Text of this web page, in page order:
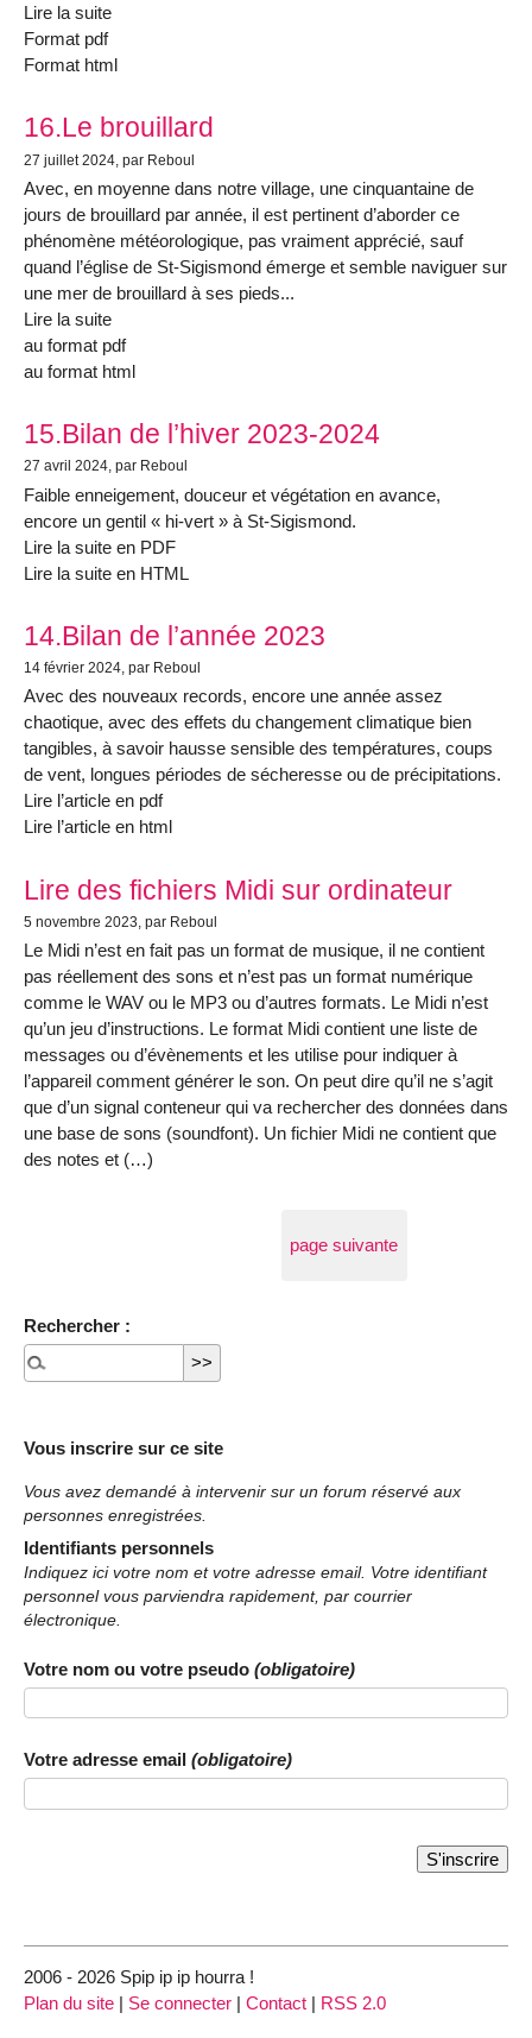
Lire la suite
Format pdf
Format html
16.Le brouillard
27 juillet 2024 , par Reboul
Avec, en moyenne dans notre village, une cinquantaine de
jours de brouillard par année, il est pertinent d’aborder ce
phénomène météorologique, pas vraiment apprécié, sauf
quand l’église de St-Sigismond émerge et semble naviguer sur
une mer de brouillard à ses pieds...
Lire la suite
au format pdf
au format html
15.Bilan de l’hiver 2023-2024
27 avril 2024, par Reboul
Faible enneigement, douceur et végétation en avance,
encore un gentil « hi-vert » à St-Sigismond.
Lire la suite en PDF
Lire la suite en HTML
14.Bilan de l’année 2023
14 février 2024, par Reboul
Avec des nouveaux records, encore une année assez
chaotique, avec des effets du changement climatique bien
tangibles, à savoir hausse sensible des températures, coups
de vent, longues périodes de sécheresse ou de précipitations.
Lire l’article en pdf
Lire l’article en html
Lire des fichiers Midi sur ordinateur
5 novembre 2023, par Reboul
Le Midi n’est en fait pas un format de musique, il ne contient
pas réellement des sons et n’est pas un format numérique
comme le WAV ou le MP3 ou d’autres formats. Le Midi n’est
qu’un jeu d’instructions. Le format Midi contient une liste de
messages ou d’évènements et les utilise pour indiquer à
l’appareil comment générer le son. On peut dire qu’il ne s’agit
que d’un signal conteneur qui va rechercher des données dans
une base de sons (soundfont). Un fichier Midi ne contient que
des notes et (…)
page suivante
Rechercher :
Vous inscrire sur ce site
Vous avez demandé à intervenir sur un forum réservé aux
personnes enregistrées.
Identifiants personnels
Indiquez ici votre nom et votre adresse email. Votre identifiant
personnel vous parviendra rapidement, par courrier
électronique.
Votre nom ou votre pseudo (obligatoire)
Votre adresse email (obligatoire)
2006 - 2026 Spip ip ip hourra !
Plan du site | Se connecter | Contact | RSS 2.0